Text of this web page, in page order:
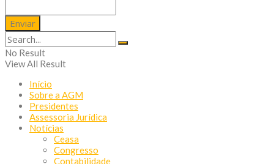
No Result
View All Result
Início
Sobre a AGM
Presidentes
Assessoria Jurídica
Notícias
Ceasa
Congresso
Contabilidade